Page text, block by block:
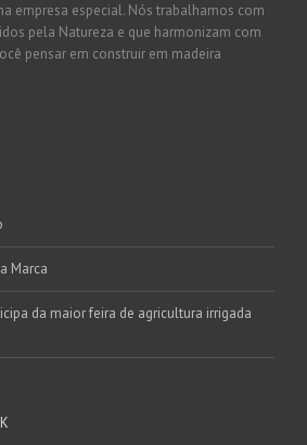
empresa especial. Nós trabalhamos com
pela Natureza e que harmonizam com
pensar em construir em madeira
Marca
da maior feira de agricultura irrigada